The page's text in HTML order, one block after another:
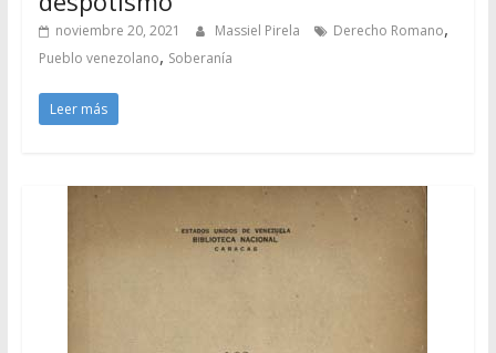
noviembre 20, 2021 Massiel Pirela Derecho Romano,
Pueblo venezolano, Soberanía
Leer más